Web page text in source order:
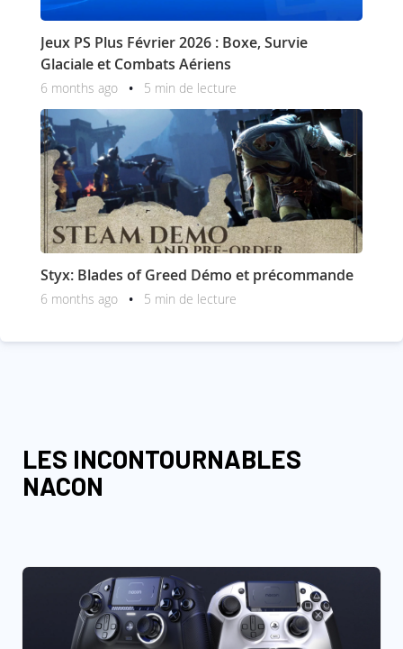
Jeux PS Plus Février 2026 : Boxe, Survie
Glaciale et Combats Aériens
6 months ago 5 min de lecture
Styx: Blades of Greed Démo et précommande
6 months ago 5 min de lecture
LES INCONTOURNABLES
NACON